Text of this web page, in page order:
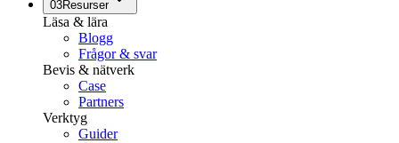
03Resurser
Läsa & lära
Blogg
Frågor & svar
Bevis & nätverk
Case
Partners
Verktyg
Guider